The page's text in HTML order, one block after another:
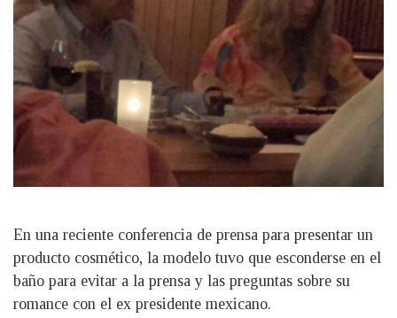
En una reciente conferencia de prensa para presentar un
producto cosmético, la modelo tuvo que esconderse en el
baño para evitar a la prensa y las preguntas sobre su
romance con el ex presidente mexicano.